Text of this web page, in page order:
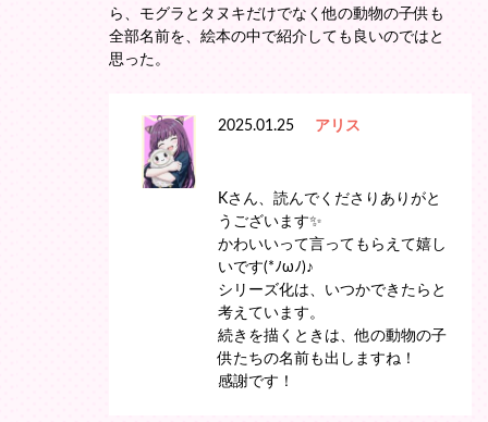
ら、モグラとタヌキだけでなく他の動物の子供も
全部名前を、絵本の中で紹介しても良いのではと
思った。
2025.01.25 アリス
Kさん、読んでくださりありがと
うございます✨
かわいいって言ってもらえて嬉し
いです(*ﾉωﾉ)♪
シリーズ化は、いつかできたらと
考えています。
続きを描くときは、他の動物の子
供たちの名前も出しますね！
感謝です！